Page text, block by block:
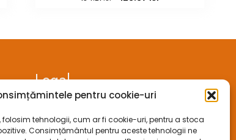
pentru cookie-uri
folosim tehnologii, cum ar fi cookie-uri, pentru a stoca
Consimțământul pentru aceste tehnologii ne
Legal
ANPC